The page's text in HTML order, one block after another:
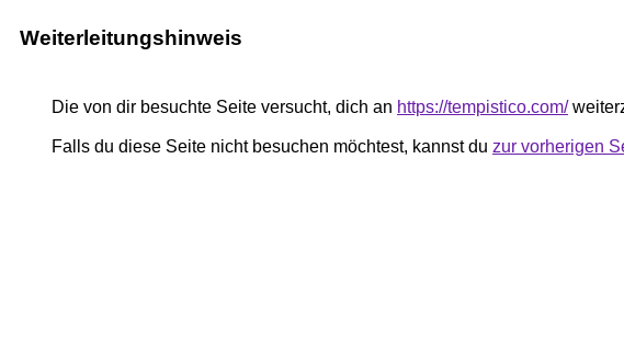
Weiterleitungshinweis
Die von dir besuchte Seite versucht, dich an https://tempistico.com/
Falls du diese Seite nicht besuchen möchtest, kannst du zur vorherigen